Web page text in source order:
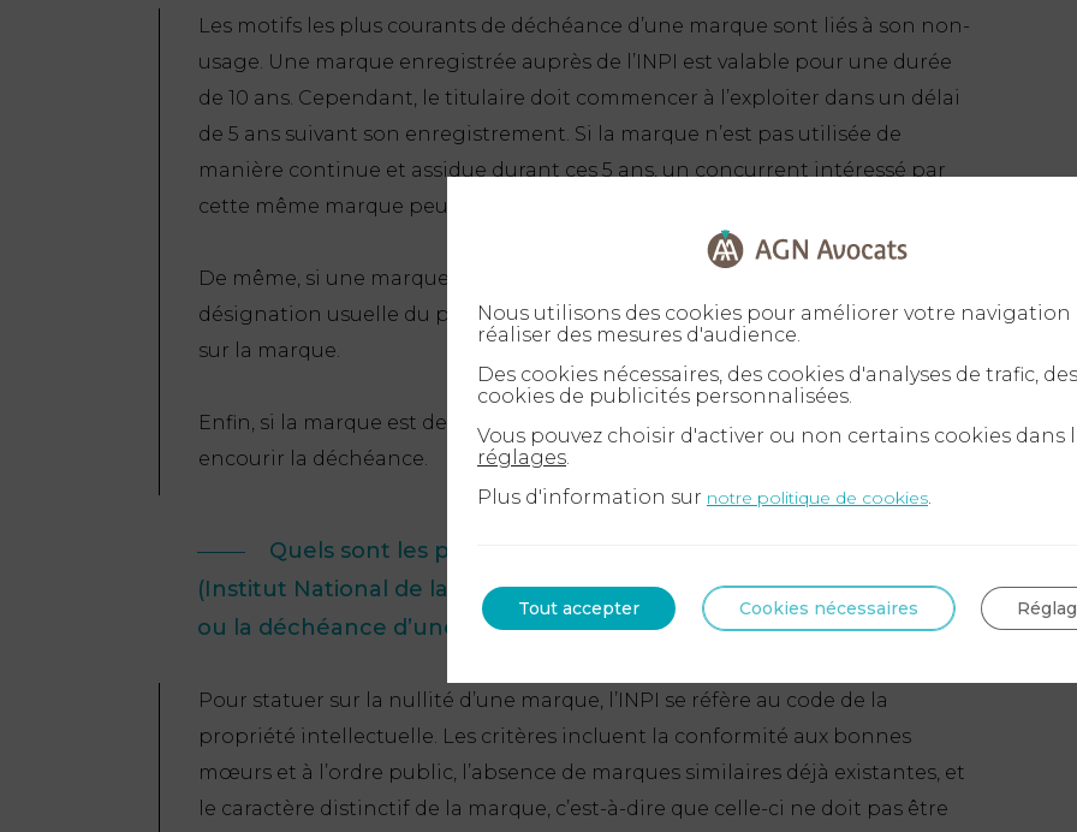
Les motifs les plus courants de déchéance d’une marque sont liés à son non-
usage. Une marque enregistrée auprès de l’INPI est valable pour une durée
de 10 ans. Cependant, le titulaire doit commencer à l’exploiter dans un délai
de 5 ans suivant son enregistrement. Si la marque n’est pas utilisée de
manière continue et assidue durant ces 5 ans, un concurrent intéressé par
cette même marque peut demander sa déchéance auprès de l’INPI.
De même, si une marque est devenue par le fait de son titulaire la
désignation usuelle du produit ou service, le titulaire peut perdre son droit
sur la marque.
Enfin, si la marque est devenue trompeuse ou illicite au fil du temps, elle peut
encourir la déchéance.
Quels sont les principaux critères pris en compte par l’INPI
(Institut National de la Propriété Industrielle) pour statuer sur la nullité
ou la déchéance d’une marque ?
Pour statuer sur la nullité d’une marque, l’INPI se réfère au code de la
propriété intellectuelle. Les critères incluent la conformité aux bonnes
mœurs et à l’ordre public, l’absence de marques similaires déjà existantes, et
le caractère distinctif de la marque, c’est-à-dire que celle-ci ne doit pas être
Nous utilisons des cookies pour améliorer votre navigation
réaliser des mesures d'audience.
Des cookies nécessaires, des cookies d'analyses de trafic, des
cookies de publicités personnalisées.
Vous pouvez choisir d'activer ou non certains cookies dans
réglages
Plus d'information sur notre politique de cookies
Tout accepter Cookies nécessaires